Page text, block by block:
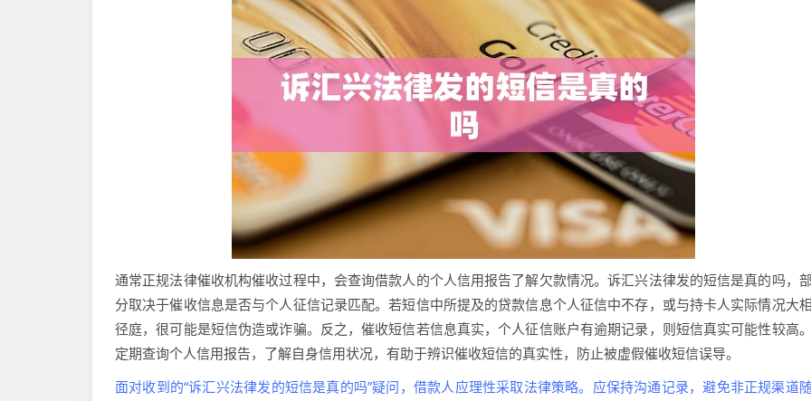
通常正规法律催收机构催收过程中，会查询借款人的个人信用报告了解欠款情况。诉汇兴法律发的短信是真的吗，部
分取决于催收信息是否与个人征信记录匹配。若短信中所提及的贷款信息个人征信中不存，或与持卡人实际情况大相
径庭，很可能是短信伪造或诈骗。反之，催收短信若信息真实，个人征信账户有逾期记录，则短信真实可能性较高。
定期查询个人信用报告，了解自身信用状况，有助于辨识催收短信的真实性，防止被虚假催收短信误导。
面对收到的“诉汇兴法律发的短信是真的吗”疑问，借款人应理性采取法律策略。应保持沟通记录，避免非正规渠道